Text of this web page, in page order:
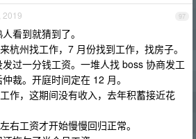
97
2019
看到就猜到了。
杭州找工作，7 月份找到工作，找房子。
过一分钱工资。一堆人找 boss 协商发工
裁。开庭时间定在 12 月。
作，这期间没有收入，去年积蓄接近花
右工资才开始慢慢回归正常。